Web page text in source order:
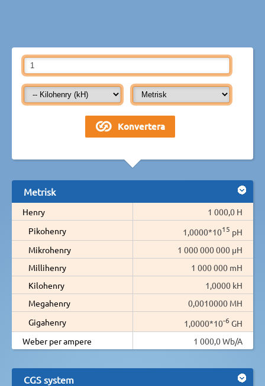
Metrisk
Henry
1 000,0 H
Pikohenry
1,0000*1015 pH
Mikrohenry
1 000 000 000 µH
Millihenry
1 000 000 mH
Kilohenry
1,0000 kH
Megahenry
0,0010000 MH
Gigahenry
1,0000*10-6 GH
Weber per ampere
1 000,0 Wb/A
CGS system